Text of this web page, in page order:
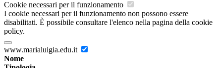
Cookie necessari per il funzionamento
I cookie necessari per il funzionamento non possono essere
disabilitati. È possibile consultare l'elenco nella pagina della cookie
policy.
www.marialuigia.edu.it
Nome